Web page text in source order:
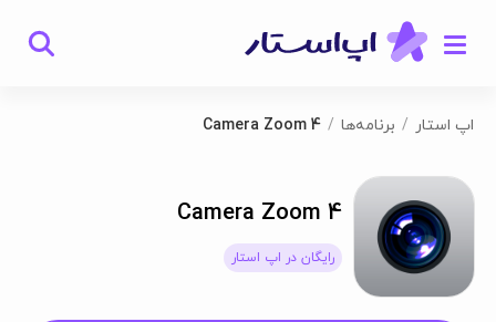
اپ استار برنامه‌ها Camera Zoom 4
Camera Zoom 4
رایگان در اپ استار